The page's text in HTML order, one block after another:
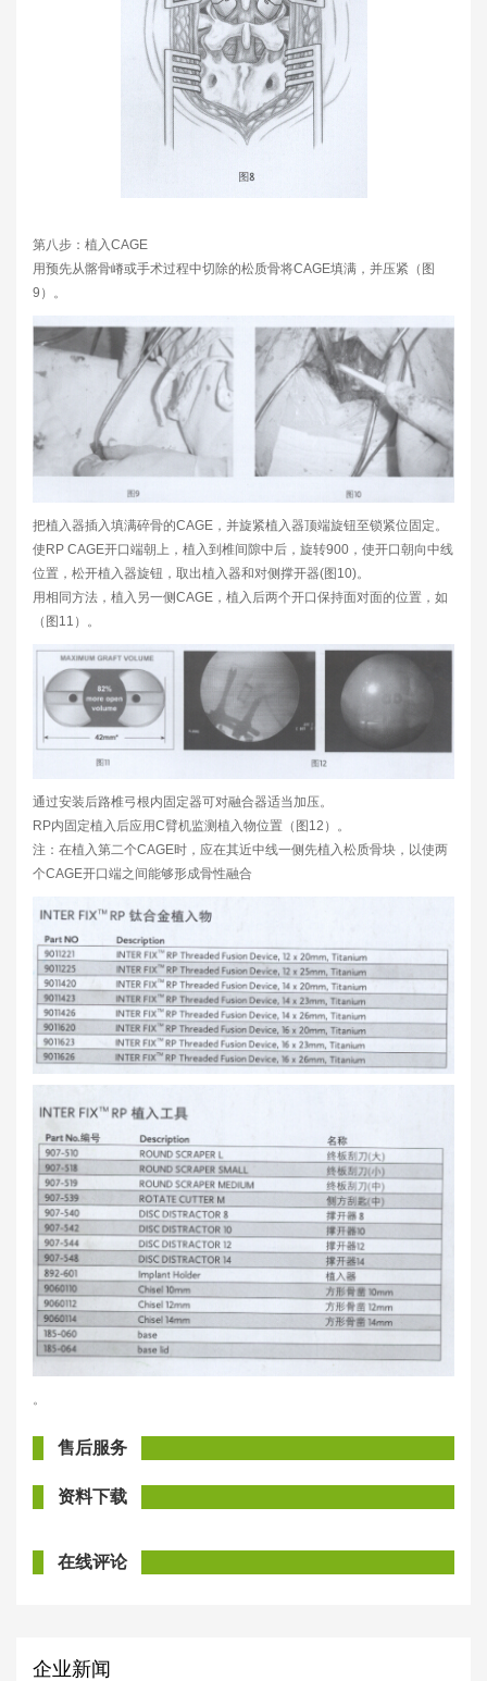
第八步：植入CAGE
用预先从髂骨嵴或手术过程中切除的松质骨将CAGE填满，并压紧（图
9）。
把植入器插入填满碎骨的CAGE，并旋紧植入器顶端旋钮至锁紧位固定。
使RP CAGE开口端朝上，植入到椎间隙中后，旋转900，使开口朝向中线
位置，松开植入器旋钮，取出植入器和对侧撑开器(图10)。
用相同方法，植入另一侧CAGE，植入后两个开口保持面对面的位置，如
（图11）。
通过安装后路椎弓根内固定器可对融合器适当加压。
RP内固定植入后应用C臂机监测植入物位置（图12）。
注：在植入第二个CAGE时，应在其近中线一侧先植入松质骨块，以使两
个CAGE开口端之间能够形成骨性融合
。
售后服务
资料下载
在线评论
企业新闻